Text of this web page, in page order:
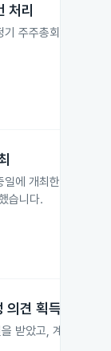
처리
주주총회를 열고
에 개최한다고 밝
습니다.
의견 획득
받았고, 계속기업